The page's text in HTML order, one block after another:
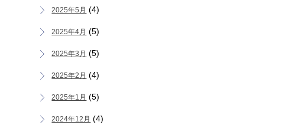
2025年5月 (4)
2025年4月 (5)
2025年3月 (5)
2025年2月 (4)
2025年1月 (5)
2024年12月 (4)